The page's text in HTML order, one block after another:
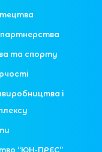
партнерства
та спорту
і
“ЮН-ПРЕС”